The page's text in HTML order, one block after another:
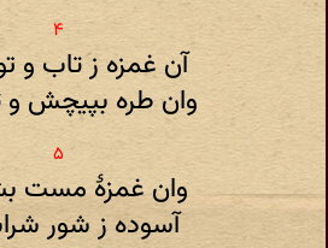
آن غمزه ز تاب و
وان طره بپیچش و
وان غمزۀ مست
آسوده ز شور